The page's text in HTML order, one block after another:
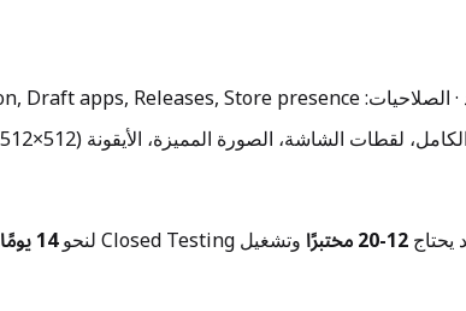
12-20 مختبرًا وتشغيل Closed Testing لنحو 14 يومًا